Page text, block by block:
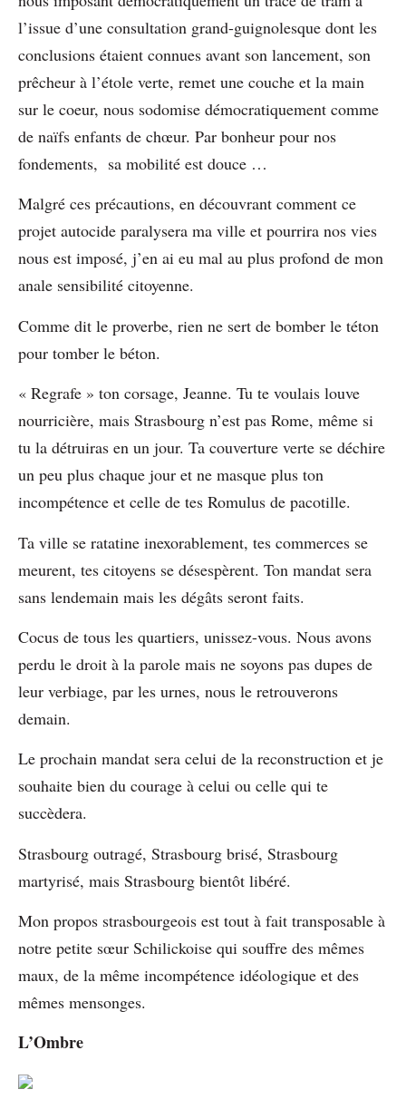
l’issue d’une consultation grand-guignolesque dont les
conclusions étaient connues avant son lancement, son
prêcheur à l’étole verte, remet une couche et la main
sur le coeur, nous sodomise démocratiquement comme
de naïfs enfants de chœur. Par bonheur pour nos
fondements, sa mobilité est douce …
Malgré ces précautions, en découvrant comment ce
projet autocide paralysera ma ville et pourrira nos vies
nous est imposé, j’en ai eu mal au plus profond de mon
anale sensibilité citoyenne.
Comme dit le proverbe, rien ne sert de bomber le téton
pour tomber le béton.
« Regrafe » ton corsage, Jeanne. Tu te voulais louve
nourricière, mais Strasbourg n’est pas Rome, même si
tu la détruiras en un jour. Ta couverture verte se déchire
un peu plus chaque jour et ne masque plus ton
incompétence et celle de tes Romulus de pacotille.
Ta ville se ratatine inexorablement, tes commerces se
meurent, tes citoyens se désespèrent. Ton mandat sera
sans lendemain mais les dégâts seront faits.
Cocus de tous les quartiers, unissez-vous. Nous avons
perdu le droit à la parole mais ne soyons pas dupes de
leur verbiage, par les urnes, nous le retrouverons
demain.
Le prochain mandat sera celui de la reconstruction et je
souhaite bien du courage à celui ou celle qui te
succèdera.
Strasbourg outragé, Strasbourg brisé, Strasbourg
martyrisé, mais Strasbourg bientôt libéré.
Mon propos strasbourgeois est tout à fait transposable à
notre petite sœur Schilickoise qui souffre des mêmes
maux, de la même incompétence idéologique et des
mêmes mensonges.
L’Ombre